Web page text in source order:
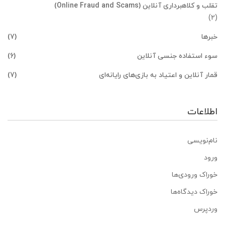
تقلب و کلاهبرداری آنلاین (Online Fraud and Scams)
(2)
خبرها
(7)
سوء استفاده جنسی آنلاین
(6)
قمار آنلاین و اعتیاد به بازی‌های رایانه‌ای
(7)
اطلاعات
نام‌نویسی
ورود
خوراک ورودی‌ها
خوراک دیدگاه‌ها
وردپرس